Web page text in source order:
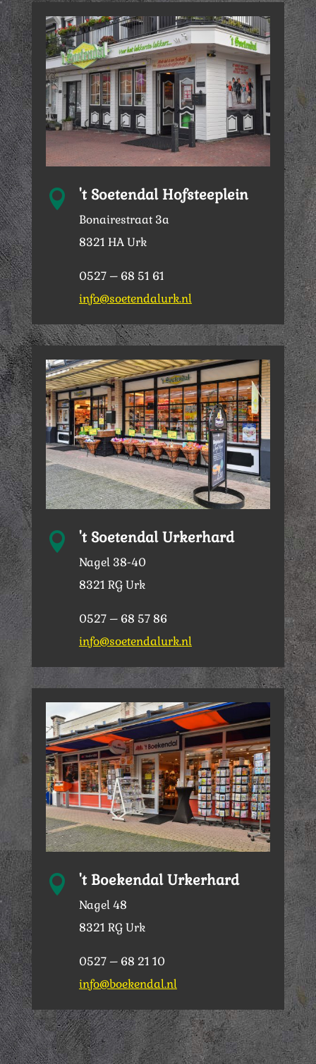
 't Soetendal Hofsteeplein
Bonairestraat 3a
8321 HA Urk
0527 – 68 51 61
info@soetendalurk.nl
 't Soetendal Urkerhard
Nagel 38-40
8321 RG Urk
0527 – 68 57 86
info@soetendalurk.nl
 't Boekendal Urkerhard
Nagel 48
8321 RG Urk
0527 – 68 21 10
info@boekendal.nl